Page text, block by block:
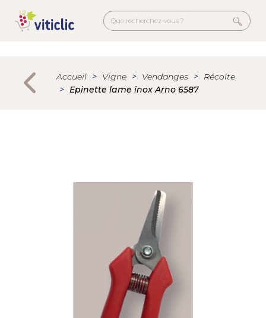
contenu
Accueil Vigne Vendanges
Récolte
Epinette lame inox Arno 6587